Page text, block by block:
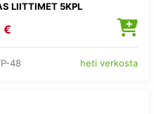
LIITTIMET 5KPL
€
48 heti verkosta